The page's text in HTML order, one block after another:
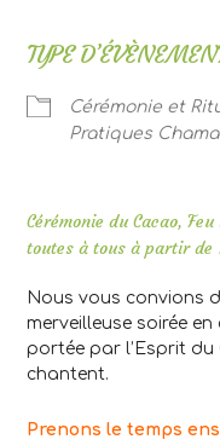
TYPE
Cérémonie et
Pratiques
Cérémonie du Cacao,
toutes à tous à partir de
Nous vous convions
merveilleuse soirée en
portée par l’Esprit du
chantent.
Prenons le temps